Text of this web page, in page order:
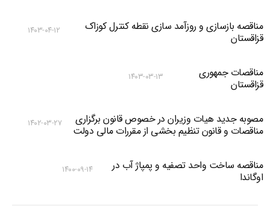
مناقصه بازسازی و روزآمد سازی نقطه کنترل کوزاک
قزاقستان
۱۴۰۳-۰۴-۱۲
مناقصات جمهوری
قزاقستان
۱۴۰۳-۰۳-۱۳
مصوبه جدید هیات وزیران در خصوص قانون برگزاری
مناقصات و قانون تنظیم بخشی از مقررات مالی دولت
۱۴۰۲-۰۳-۲۷
مناقصه ساخت واحد تصفیه و پمپاژ آب در
اوگاندا
۱۴۰۰-۰۹-۱۴